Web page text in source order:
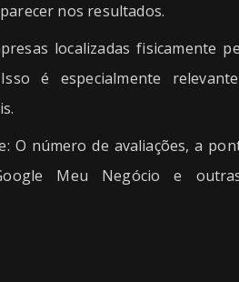
nos resultados.
localizadas fisicamente
é especialmente
: O número de avaliações, a
Meu Negócio e